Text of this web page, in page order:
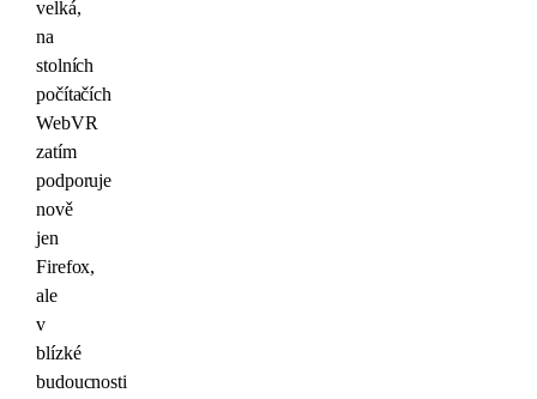
velká,
na
stolních
počítačích
WebVR
zatím
podporuje
nově
jen
Firefox,
ale
v
blízké
budoucnosti